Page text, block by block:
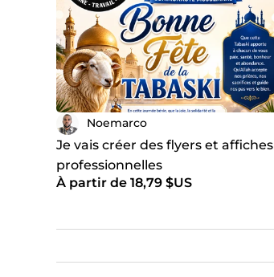
Noemarco
Je vais créer des flyers et affiches
professionnelles
À partir de 18,79 $US